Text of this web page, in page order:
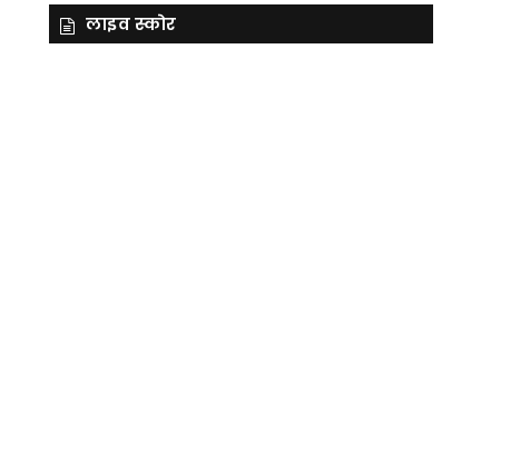
लाइव स्कोर